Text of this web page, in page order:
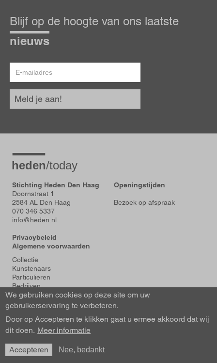
op
de
hoogte
Blijf op de hoogte van ons laatste
nieuws
mailadres
Meld je aan!
Stichting Heden Den Haag
Doornstraat 1
2584 AL Den Haag
070 346 5337
info@heden.nl
Privacybeleid
Algemene voorwaarden
Openingstijden
Bezoek op afspraak
Voet
Collectie
Kunstenaars
Particulieren
Bedrijven
Tentoonstellingen
Actueel
About us
Contact
We gebruiken cookies op deze site om uw
gebruikerservaring te verbeteren.
Door op Accepteren te klikken gaat u ermee akkoord dat wij
dit doen. Meer informatie
Accepteren Nee, bedankt